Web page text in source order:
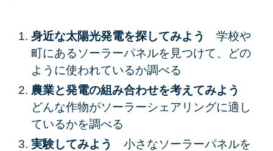
身近な太陽光発電を探してみよう 学校や
町にあるソーラーパネルを見つけて、どの
ように使われているか調べる
農業と発電の組み合わせを考えてみよう
どんな作物がソーラーシェアリングに適し
ているかを調べる
実験してみよう 小さなソーラーパネルを